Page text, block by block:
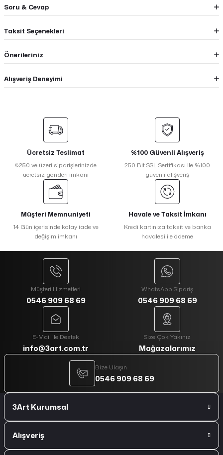
Soru & Cevap
Taksit Seçenekleri
Önerileriniz
Alışveriş Deneyimi
Ücretsiz Teslimat
₺250 ve üzeri siparişlerinizde
ücretsiz gönderi imkanı
%100 Güvenli Alışveriş
250 Bit SSL Sertifikası ile %100
güvenli alışveriş
Müşteri Memnuniyeti
14 Gün içerisinde kolay iade ve
değişim imkanı
Havale ve Taksit İmkanı
Kredi kartınıza taksit ve banka
havalesi ile ödeme
Müşteri Hizmetleri
0546 909 68 69
WhatsApp Sipariş
0546 909 68 69
E-Mail ile Destek
info@3art.com.tr
Size Çok Yakınız
Mağazalarımız
Bize Ulaşın
0546 909 68 69
3Art Kurumsal
Alışveriş